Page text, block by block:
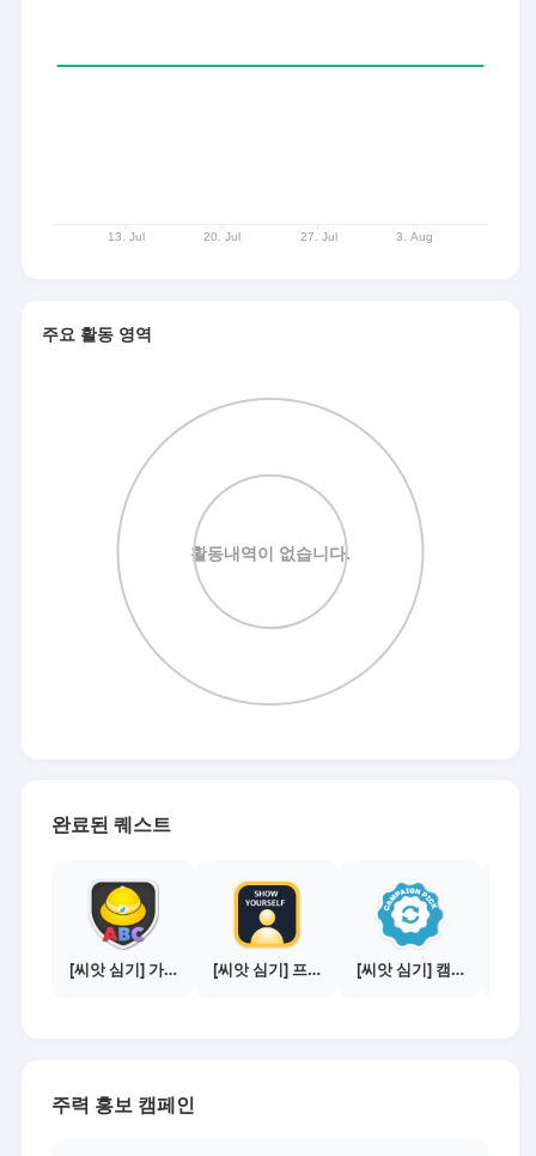
주요 활동 영역
완료된 퀘스트
[씨앗 심기] 가이드보기 - 매체별 활동 가이드 [씨앗 심기] 프로필 사진 등록하기 [씨앗 심기] 캠페인 전환하기
주력 홍보 캠페인